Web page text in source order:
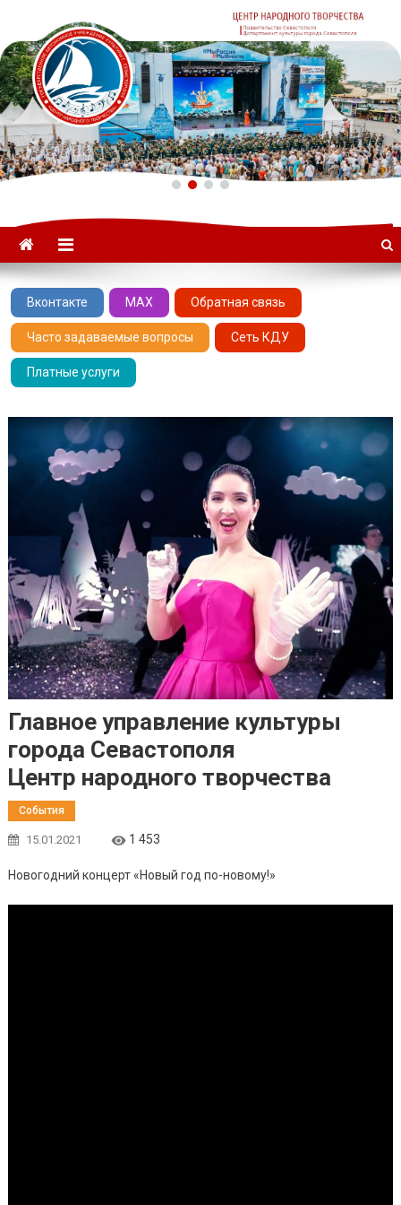
ГАУК «ЦНТ» –
Севастопольский Центр
народного творчества
Вконтакте MAX Обратная связь
Часто задаваемые вопросы Сеть КДУ
Платные услуги
Главное управление культуры
города Севастополя
Центр народного творчества
События
15.01.2021 1 453
Новогодний концерт «Новый год по-новому!»